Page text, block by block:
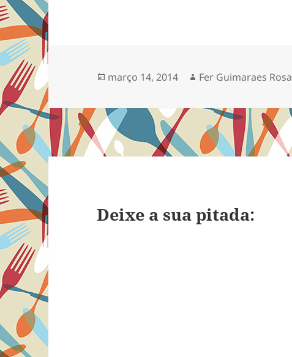
Publicado
março 14, 2014 Autor
Fer Guimaraes Rosa
Deixe a sua pitada: